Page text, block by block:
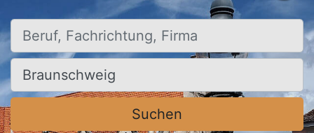
Beruf, Fachrichtung, Firma
Ort, Stadt
Suchen